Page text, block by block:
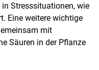
Stresssituationen, wie
Eine weitere wichtige
mit
Säuren in der Pflanze